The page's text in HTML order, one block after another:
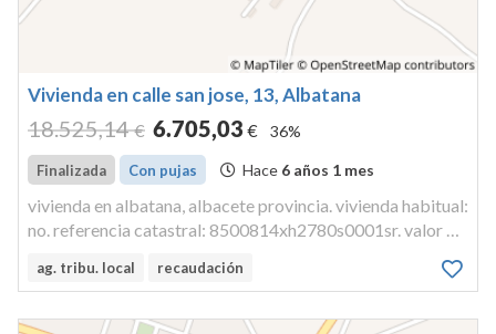
Vivienda en calle san jose, 13, Albatana
18.525,14 € 6.705,03 € 36%
Finalizada Con pujas Hace 6 años 1 mes
vivienda en albatana, albacete provincia. vivienda habitual:
no. referencia catastral: 8500814xh2780s0001sr. valor de
ag. tribu. local recaudación